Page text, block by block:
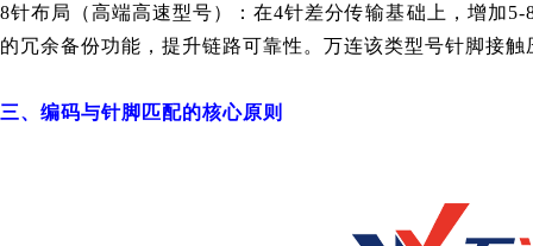
8针布局（高端高速型号）：在4针差分传输基础上，增加
的冗余备份功能，提升链路可靠性。万连该类型号针脚接
三、编码与针脚匹配的核心原则